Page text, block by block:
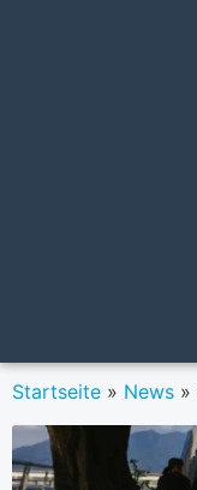
Startseite » News »